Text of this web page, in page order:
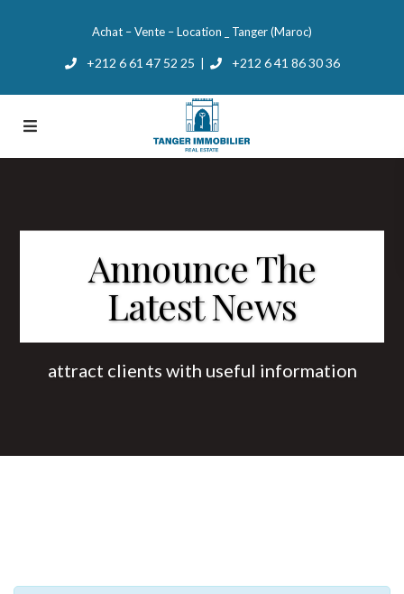
Achat – Vente – Location _ Tanger (Maroc)
+212 6 61 47 52 25 +212 6 41 86 30 36
Announce The
Latest News
attract clients with useful information